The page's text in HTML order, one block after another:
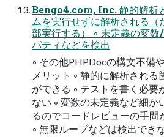
Bengo4.com, Inc. 静的解析
ムを実行せずに解析される
部実行する） ◦ 未定義の変
パティなどを検出
◦ その他PHPDocの構文不備
メリット ◦ 静的に解析される
ができる ◦ テストを書く必要
ない ◦ 変数の未定義など細か
るのでコードレビューの手間
◦ 無限ループなどは検出でき